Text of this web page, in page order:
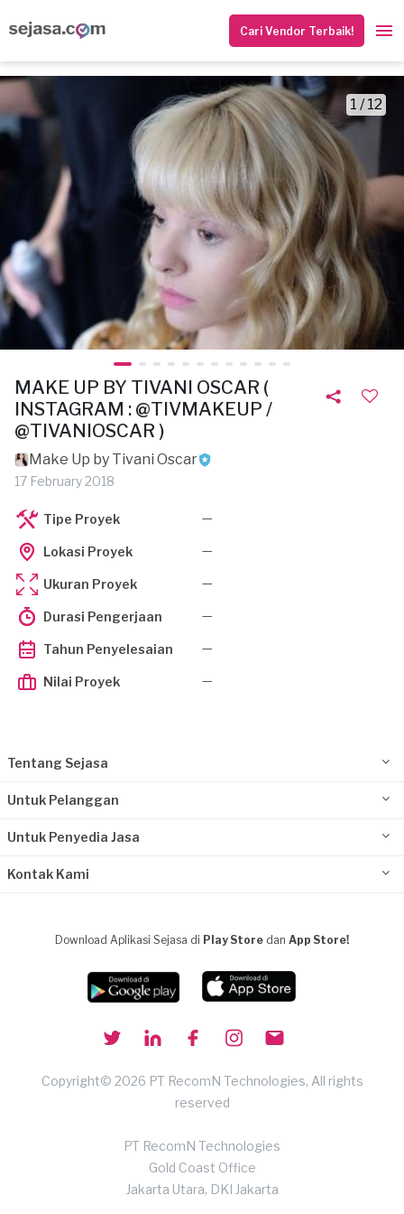
Cari Vendor Terbaik!
1 / 12
MAKE UP BY TIVANI OSCAR (
INSTAGRAM : @TIVMAKEUP /
@TIVANIOSCAR )
Make Up by Tivani Oscar
17 February 2018
Tipe Proyek —
Lokasi Proyek —
Ukuran Proyek —
Durasi Pengerjaan —
Tahun Penyelesaian —
Nilai Proyek —
Tentang Sejasa
Untuk Pelanggan
Untuk Penyedia Jasa
Kontak Kami
Download Aplikasi Sejasa di Play Store dan App Store!
Copyright© 2026 PT RecomN Technologies, All rights
reserved
PT RecomN Technologies
Gold Coast Office
Jakarta Utara, DKI Jakarta